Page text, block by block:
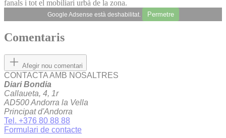
fanals i tot el mobiliari urbà de la zona.
Google Adsense està deshabilitat. Permetre
Comentaris
Afegir nou comentari
CONTACTA AMB NOSALTRES
Diari Bondia
Callaueta, 4, 1r
AD500 Andorra la Vella
Principat d'Andorra
Tel. +376 80 88 88
Formulari de contacte